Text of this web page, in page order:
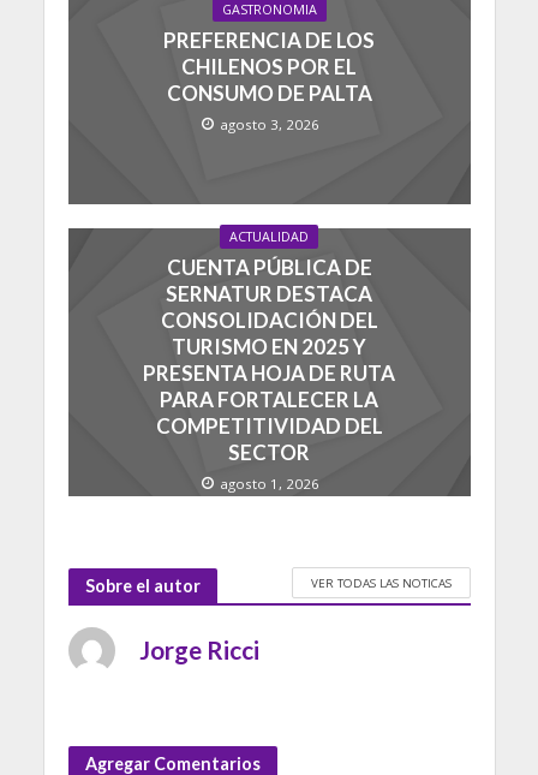
GASTRONOMIA
PREFERENCIA DE LOS
CHILENOS POR EL
CONSUMO DE PALTA
agosto 3, 2026
ACTUALIDAD
CUENTA PÚBLICA DE
SERNATUR DESTACA
CONSOLIDACIÓN DEL
TURISMO EN 2025 Y
PRESENTA HOJA DE RUTA
PARA FORTALECER LA
COMPETITIVIDAD DEL
SECTOR
agosto 1, 2026
Sobre el autor VER TODAS LAS NOTICAS
Jorge Ricci
Agregar Comentarios